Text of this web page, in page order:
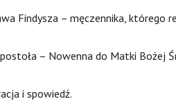
Findysza – męczennika, którego
– Nowenna do Matki Bożej
i spowiedź.